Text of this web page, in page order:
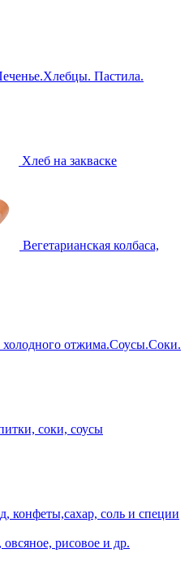
Пастила.
Хлеб на закваске
Вегетарианская колбаса,
отжима.Соусы.Соки.
соки, соусы
конфеты,сахар, соль и специи
рисовое и др.